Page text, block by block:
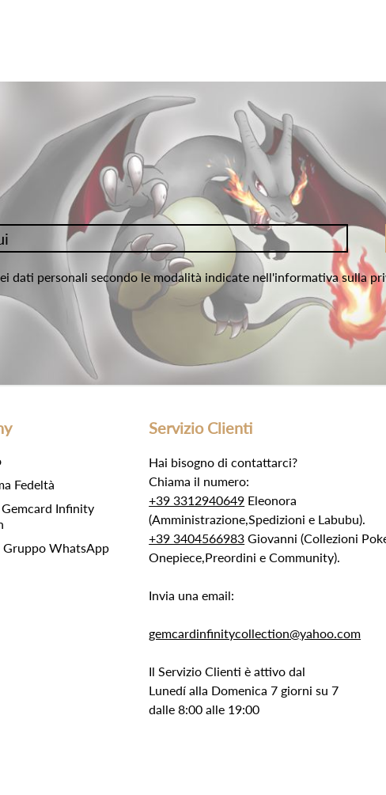
dati personali secondo le modalità indicate nell'informativa sulla
Fedeltà
Infinity
Gruppo WhatsApp
Servizio Clienti
Hai bisogno di contattarci?
Chiama il numero:
+39 3312940649 Eleonora
(Amministrazione,Spedizioni e Labubu).
+39 3404566983 Giovanni (Collezioni
Onepiece,Preordini e Community).
Invia una email:
gemcardinfinitycollection@yahoo.com
Il Servizio Clienti è attivo dal
Lunedí alla Domenica 7 giorni su 7
dalle 8:00 alle 19:00